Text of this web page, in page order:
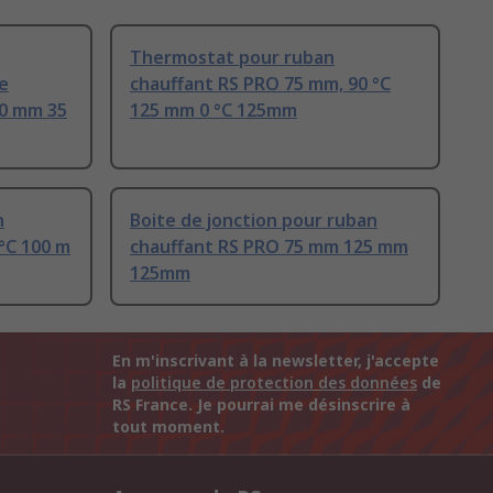
mm 35
Thermostat pour ruban
chauffant RS PRO 75 mm, 90 °C
125 mm 0 °C 125mm
100 m
Boite de jonction pour ruban
chauffant RS PRO 75 mm 125 mm
125mm
En m'inscrivant à la newsletter, j'accepte
la politique de protection des données de
RS France. Je pourrai me désinscrire à
tout moment.